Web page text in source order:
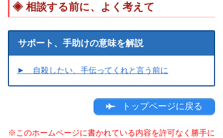
相談する前に、よく考えて
サポート、手助けの意味を解説
► 自殺したい、手伝ってくれと言う前に
トップページに戻る
※このホームページに書かれている内容を許可なく勝手に